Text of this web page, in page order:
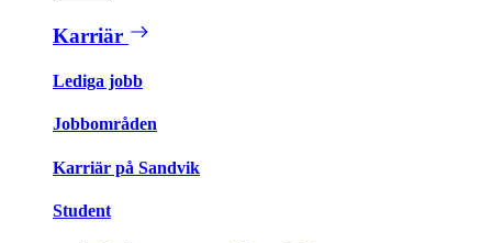
Karriär
Lediga jobb
Jobbområden
Karriär på Sandvik
Student